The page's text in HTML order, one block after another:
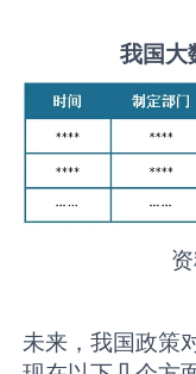
我国大
未来，我国政策